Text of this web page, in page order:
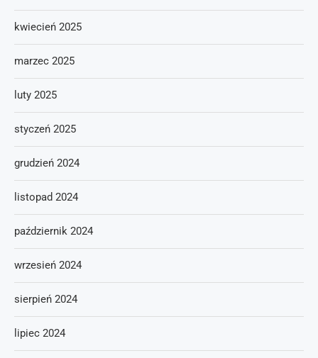
kwiecień 2025
marzec 2025
luty 2025
styczeń 2025
grudzień 2024
listopad 2024
październik 2024
wrzesień 2024
sierpień 2024
lipiec 2024